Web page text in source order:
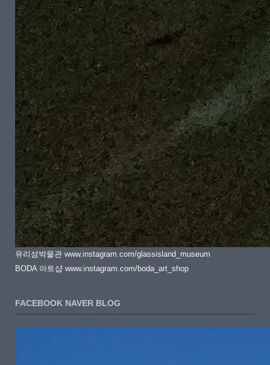
유리섬박물관 www.instagram.com/glassisland_museum
BODA 아트샵 www.instagram.com/boda_art_shop
FACEBOOK NAVER BLOG